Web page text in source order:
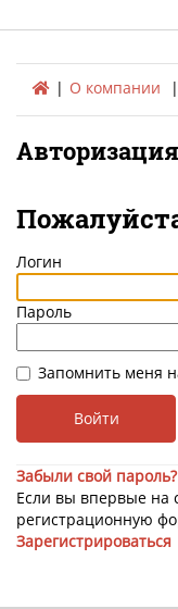
О компании
Авторизация
Логин
Пароль
Запомнить меня
Забыли свой пароль?
Если вы впервые на
регистрационную
Зарегистрироваться